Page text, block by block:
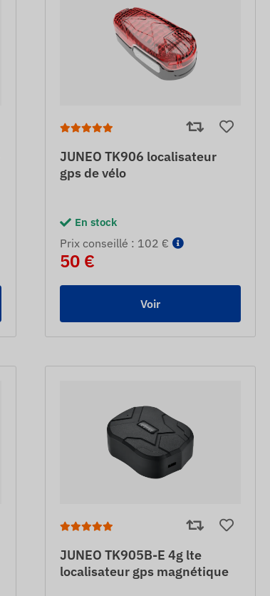
JUNEO TK906 localisateur
gps de vélo
En stock
Prix ​​conseillé : 102 €
50 €
Voir
JUNEO TK905B-E 4g lte
localisateur gps magnétique